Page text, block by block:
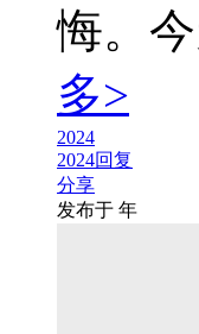
悔。
多>
2024
2024回复
分享
发布于 年